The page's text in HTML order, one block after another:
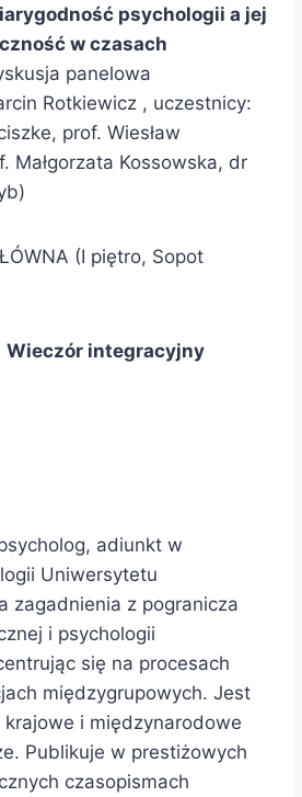
psychologii a jej
w czasach
panelowa
Rotkiewicz , uczestnicy:
prof. Wiesław
Małgorzata Kossowska, dr
(I piętro, Sopot
Wieczór integracyjny
adiunkt w
Uniwersytetu
zagadnienia z pogranicza
i psychologii
się na procesach
międzygrupowych. Jest
i międzynarodowe
Publikuje w prestiżowych
czasopismach